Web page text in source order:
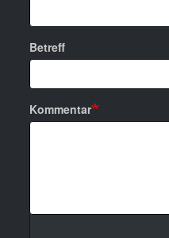
Betreff
Kommentar